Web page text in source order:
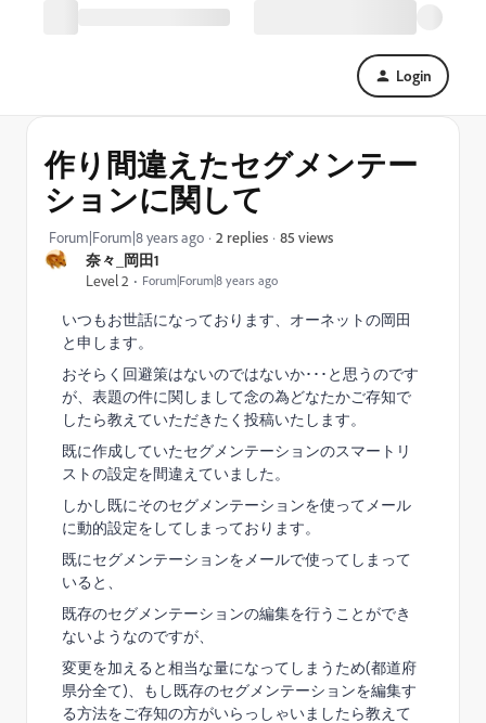
Login
奈々_岡田1
Level 2
Forum|Forum|8 years ago
作り間違えたセグメンテー
ションに関して
Forum|Forum|8 years ago 2 replies 85 views
いつもお世話になっております、オーネットの岡田
と申します。
おそらく回避策はないのではないか･･･と思うのです
が、表題の件に関しまして念の為どなたかご存知で
したら教えていただきたく投稿いたします。
既に作成していたセグメンテーションのスマートリ
ストの設定を間違えていました。
しかし既にそのセグメンテーションを使ってメール
に動的設定をしてしまっております。
既にセグメンテーションをメールで使ってしまって
いると、
既存のセグメンテーションの編集を行うことができ
ないようなのですが、
変更を加えると相当な量になってしまうため(都道府
県分全て)、もし既存のセグメンテーションを編集す
る方法をご存知の方がいらっしゃいましたら教えて